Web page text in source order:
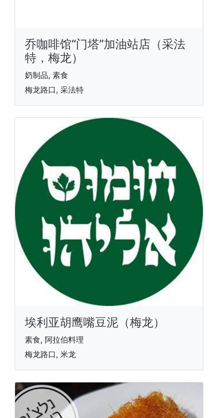
乔咖啡馆“门塔”加油站店（采法
特，梅龙）
奶制品, 素食
梅龙路口, 采法特
埃利亚胡鹰嘴豆泥（梅龙）
素食, 阿拉伯料理
梅龙路口, 米龙